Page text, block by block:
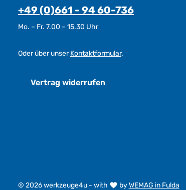
+49 (0)661 - 94 60-736
Mo. – Fr. 7.00 – 15.30 Uhr
Oder über unserKontaktformular.
Vertrag widerrufen
© 2026 werkzeuge4u - with byWEMAG in Fulda